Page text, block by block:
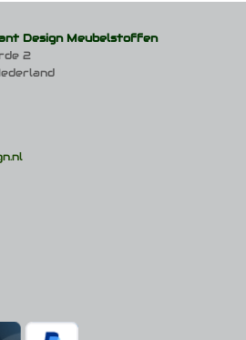
Design Meubelstoffen
2